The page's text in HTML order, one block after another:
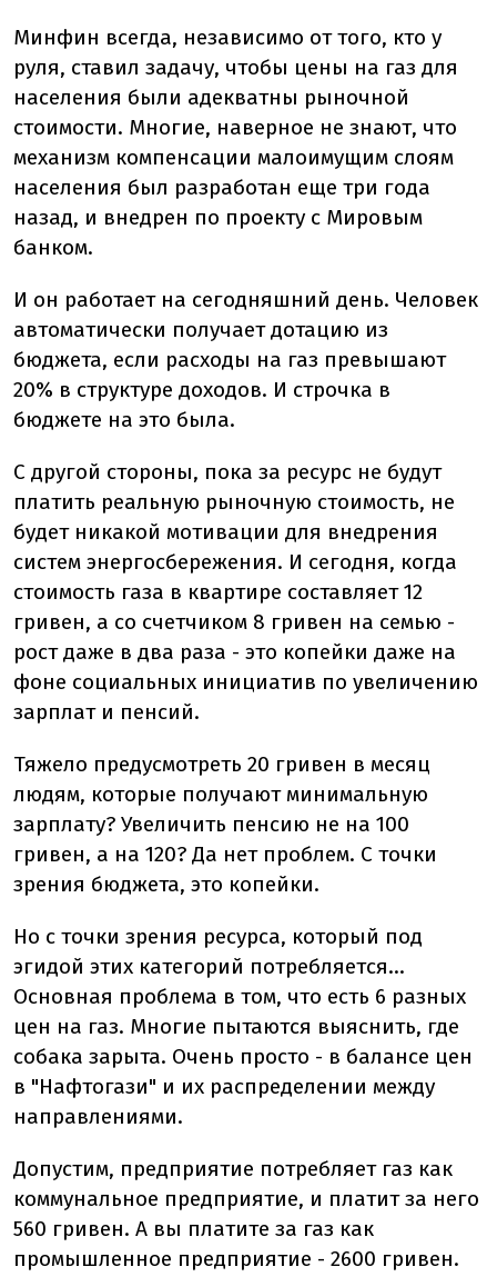
Минфин всегда, независимо от того, кто у
руля, ставил задачу, чтобы цены на газ для
населения были адекватны рыночной
стоимости. Многие, наверное не знают, что
механизм компенсации малоимущим слоям
населения был разработан еще три года
назад, и внедрен по проекту с Мировым
банком.
И он работает на сегодняшний день. Человек
автоматически получает дотацию из
бюджета, если расходы на газ превышают
20% в структуре доходов. И строчка в
бюджете на это была.
С другой стороны, пока за ресурс не будут
платить реальную рыночную стоимость, не
будет никакой мотивации для внедрения
систем энергосбережения. И сегодня, когда
стоимость газа в квартире составляет 12
гривен, а со счетчиком 8 гривен на семью -
рост даже в два раза - это копейки даже на
фоне социальных инициатив по увеличению
зарплат и пенсий.
Тяжело предусмотреть 20 гривен в месяц
людям, которые получают минимальную
зарплату? Увеличить пенсию не на 100
гривен, а на 120? Да нет проблем. С точки
зрения бюджета, это копейки.
Но с точки зрения ресурса, который под
эгидой этих категорий потребляется...
Основная проблема в том, что есть 6 разных
цен на газ. Многие пытаются выяснить, где
собака зарыта. Очень просто - в балансе цен
в "Нафтогази" и их распределении между
направлениями.
Допустим, предприятие потребляет газ как
коммунальное предприятие, и платит за него
560 гривен. А вы платите за газ как
промышленное предприятие - 2600 гривен.